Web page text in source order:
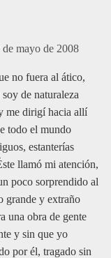
de mayo de 2008
no fuera al ático,
de naturaleza
me dirigí hacia allí
todo el mundo
estanterías
llamó mi atención,
poco sorprendido al
grande y extraño
una obra de gente
y sin que yo
por él, tragado sin